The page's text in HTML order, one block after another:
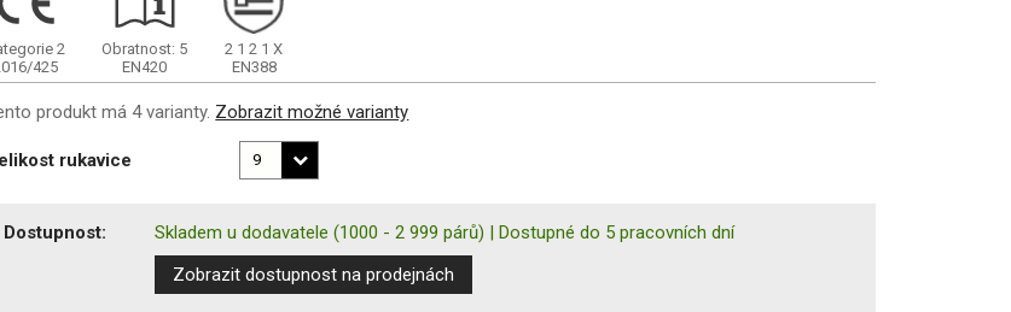
2
425
Obratnost: 5
EN420
2 12 1X
EN388
produkt má 4 varianty. Zobrazit možné varianty
rukavice
Dostupnost: Skladem u dodavatele (1000 - 2 999 párů) |Dostupné do 5 pracovních dní
Zobrazit dostupnost na prodejnách